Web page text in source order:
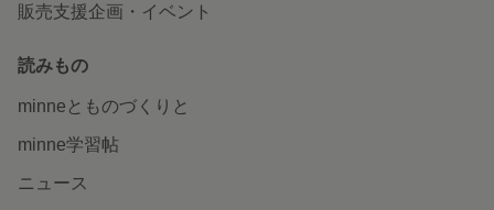
販売支援企画・イベント
読みもの
minneとものづくりと
minne学習帖
ニュース